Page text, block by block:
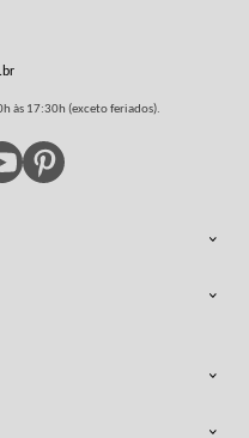
às 17:30h (exceto feriados).